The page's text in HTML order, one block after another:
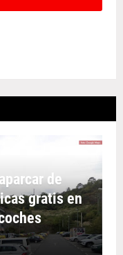
de
gratis en